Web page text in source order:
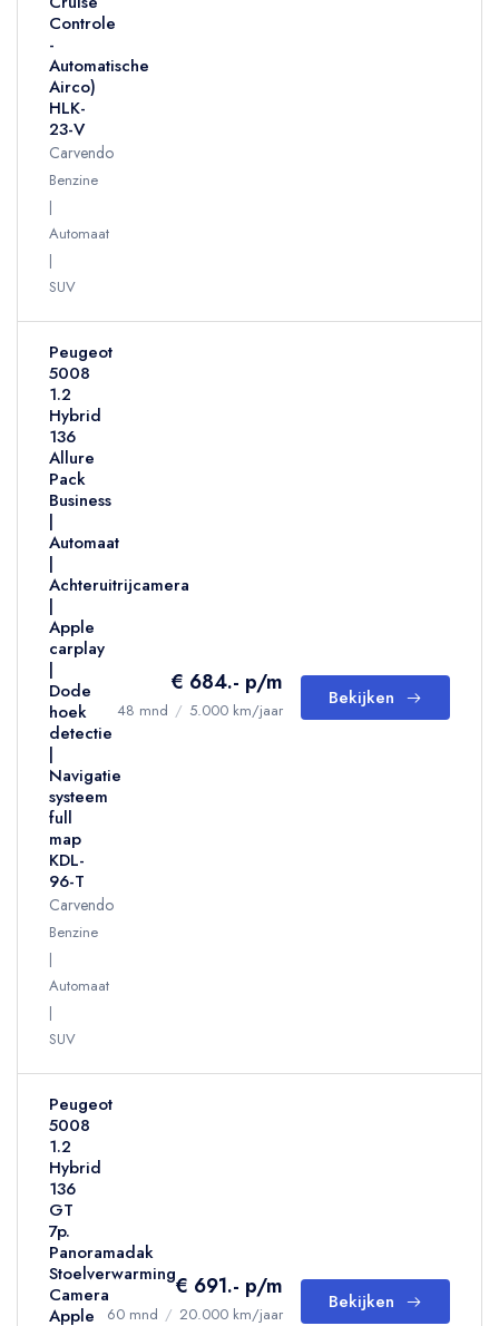
Controle
-
Automatische
Airco)
HLK-
23-V
Carvendo
Benzine
Automaat
SUV
Peugeot
5008
1.2
Hybrid
136
Allure
Pack
Business
|
Automaat
|
Achteruitrijcamera
|
Apple
carplay
|
Dode
hoek
detectie
|
Navigatie
systeem
full
map
KDL-
96-T
Carvendo
Benzine
Automaat
SUV
€ 684.- p/m
48 mnd / 5.000 km/jaar
Bekijken
Peugeot
5008
1.2
Hybrid
136
GT
7p.
Panoramadak
Stoelverwarming
Camera
Apple
€ 691.- p/m
60 mnd / 20.000 km/jaar
Bekijken